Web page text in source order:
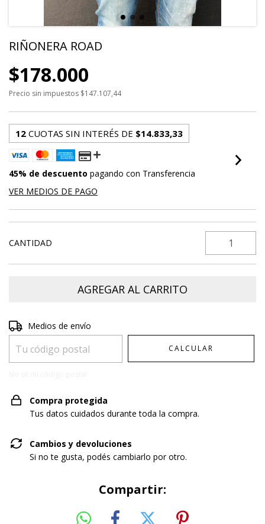
RIÑONERA ROAD
$178.000
Precio sin impuestos $147.107,44
12 CUOTAS SIN INTERÉS DE $14.833,33
45% de descuento pagando con Transferencia
VER MEDIOS DE PAGO
CANTIDAD
Entregas para el CP:
Medios de envío
CALCULAR
Compra protegida
Tus datos cuidados durante toda la compra.
Cambios y devoluciones
Si no te gusta, podés cambiarlo por otro.
Compartir: